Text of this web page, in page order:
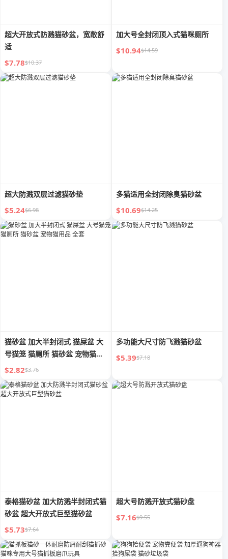
超大开放式防溅猫砂盆，宽敞舒
适
$7.78$10.37
加大号全封闭顶入式猫咪厕所
$10.94$14.59
超大防溅双层过滤猫砂垫
$5.24$6.98
多猫适用全封闭除臭猫砂盆
$10.69$14.25
猫砂盆 加大半封闭式 猫屎盆 大
号猫笼 猫厕所 猫砂盆 宠物猫用
品 全套
$2.82$3.76
多功能大尺寸防飞溅猫砂盆
$5.39$7.18
泰格猫砂盆 加大防溅半封闭式猫
砂盆 超大开放式巨型猫砂盆
$5.73$7.64
超大号防溅开放式猫砂盘
$7.16$9.55